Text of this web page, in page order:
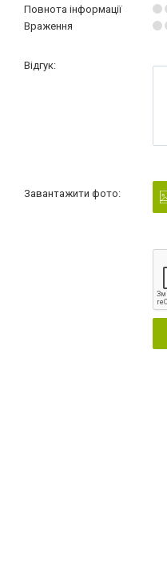
Повнота інформації
Враження
Відгук:
Завантажити фото: